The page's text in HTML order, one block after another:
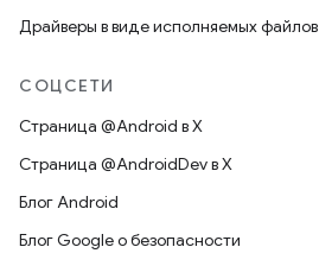
Драйверы в виде исполняемых файлов
СОЦСЕТИ
Страница @Android в X
Страница @AndroidDev в X
Блог Android
Блог Google о безопасности